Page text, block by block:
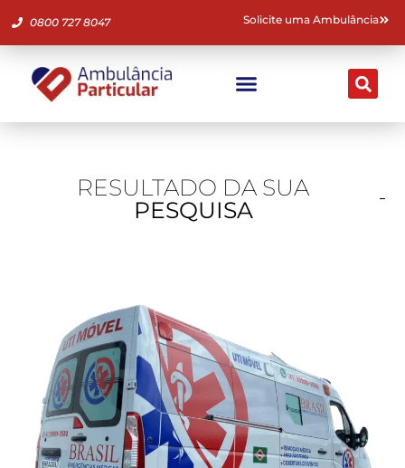
0800 727 8047 Solicite uma Ambulância
RESULTADO DA SUA
PESQUISA